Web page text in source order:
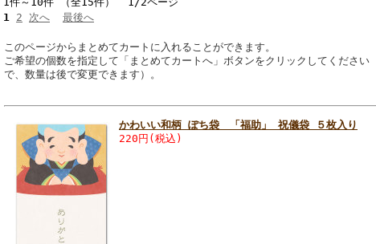
1 2 次へ 最後へ
このページからまとめてカートに入れることができます。
ご希望の個数を指定して「まとめてカートへ」ボタンをクリックしてくださ
で、数量は後で変更できます）。
かわいい和柄 ぽち袋 「福助」 祝儀袋 ５枚入り
220円(税込)